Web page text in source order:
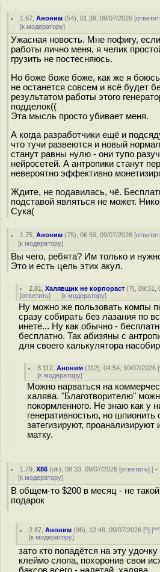
1.67 ,Аноним (54), 01:39, 09/07/2026 [
[к модератору]
Ужасная новость. Мне пофигу,
работы лично меня, я челик
грузить не постесняюсь.
Но боже боже боже, как же я
не останется совсем и всё будет
результатом работы этого
подделок((
Эта мысль просто убивает меня.
А когда разработчики ещё и
что тучи развеются и новый
станут равны нулю - они тупо
нейросетей. А антропики станут
невероятно эффективно
Ждите, не подавилась, чё.
подставой являться не может.
Сука(
1.75 ,Аноним (75), 06:59, 09/07/2026 [
[к модератору]
Вы чего, ребята? Им только и
Это и есть цель этих акул.
2.81 ,Халявщик не корпораст (?), 09:31,
[ответить] [к модератору]
Ну можно же пользовать компы
сразу собирать без лазания по
инете... Ну как обычно -
бесплатно. Так абизяны с
для своего калькулятора
3.112 ,Аноним (112), 04:54, 10/07/2026 [
[к модератору]
Можно нарваться на
халява. "Благотворителю"
покормленного. Не знаю как у
генеративностью, но
затегизируют, проанализируют
матку.
1.79 ,X86 (ok), 08:33, 09/07/2026 [ответить] [
[к модератору]
В общем-то $200 в месяц - не
подарок
2.87 ,Аноним (96), 12:48, 09/07/2026 [^] [^^
[к модератору]
зато кто попадётся на эту
клеймо слопа, похоронив свои